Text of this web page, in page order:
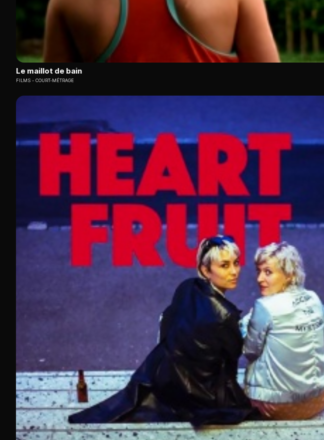
Le maillot de bain
FILMS COURT-MÉTRAGE